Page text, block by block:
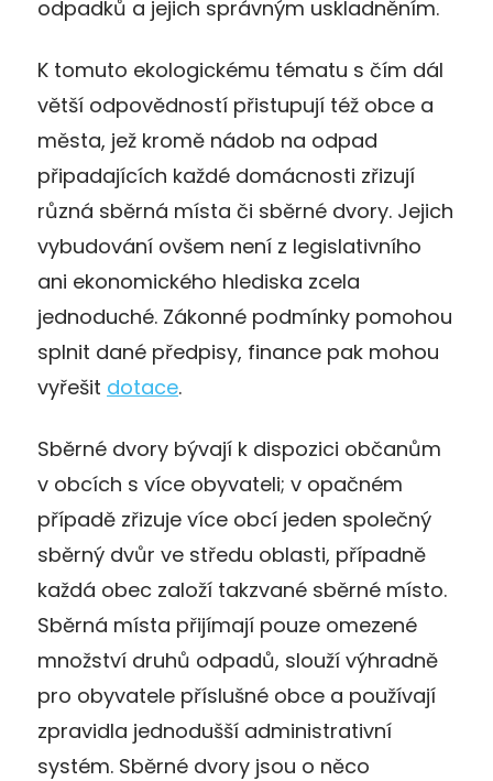
odpadků a jejich správným uskladněním.
K tomuto ekologickému tématu s čím dál
větší odpovědností přistupují též obce a
města, jež kromě nádob na odpad
připadajících každé domácnosti zřizují
různá sběrná místa či sběrné dvory. Jejich
vybudování ovšem není z legislativního
ani ekonomického hlediska zcela
jednoduché. Zákonné podmínky pomohou
splnit dané předpisy, finance pak mohou
vyřešit dotace.
Sběrné dvory bývají k dispozici občanům
v obcích s více obyvateli; v opačném
případě zřizuje více obcí jeden společný
sběrný dvůr ve středu oblasti, případně
každá obec založí takzvané sběrné místo.
Sběrná místa přijímají pouze omezené
množství druhů odpadů, slouží výhradně
pro obyvatele příslušné obce a používají
zpravidla jednodušší administrativní
systém. Sběrné dvory jsou o něco